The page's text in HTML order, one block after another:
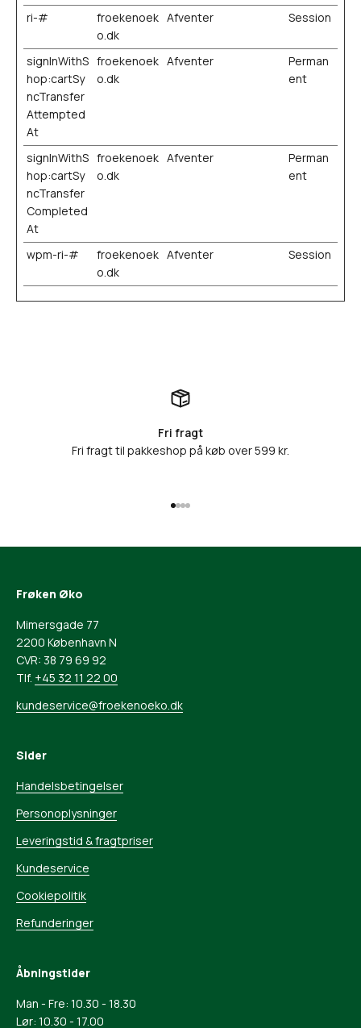
ri-#
froekenoek
o.dk
Afventer Session
signInWithS
hop:cartSy
ncTransfer
Attempted
At
froekenoek
o.dk
Afventer
Perman
ent
signInWithS
hop:cartSy
ncTransfer
Completed
At
froekenoek
o.dk
Afventer
Perman
ent
wpm-ri-#
froekenoek
o.dk
Afventer Session
Fri fragt
Fri fragt til pakkeshop på køb over 599 kr.
Gå til element 1
Gå til element 2
Gå til element 3
Gå til element 4
Frøken Øko
Mimersgade 77
2200 København N
CVR: 38 79 69 92
Tlf. +45 32 11 22 00
kundeservice@froekenoeko.dk
Sider
Handelsbetingelser
Personoplysninger
Leveringstid & fragtpriser
Kundeservice
Cookiepolitik
Refunderinger
Åbningstider
Man - Fre: 10.30 - 18.30
Lør: 10.30 - 17.00